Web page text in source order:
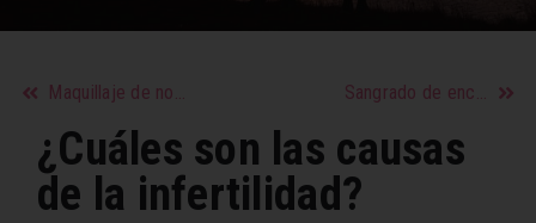
Maquillaje de novia: qué hay que saber Sangrado de encías, qué significa y cómo tratarlo
¿Cuáles son las causas
de la infertilidad?